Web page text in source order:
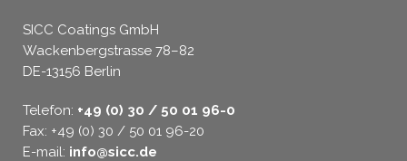
SICC Coatings GmbH
Wackenbergstrasse 78–82
DE-13156 Berlin
Telefon: +49 (0) 30 / 50 01 96-0
Fax: +49 (0) 30 / 50 01 96-20
E-mail: info@sicc.de